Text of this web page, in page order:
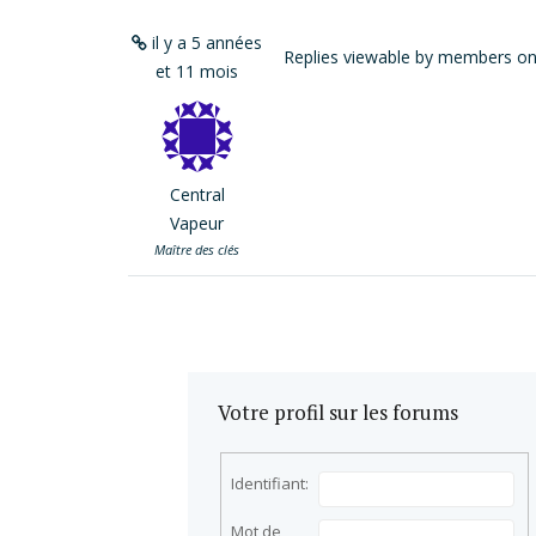
il y a 5 années
et 11 mois
Central
Vapeur
Maître des clés
Replies viewable by members
Votre profil sur les forums
Identifiant:
Mot de